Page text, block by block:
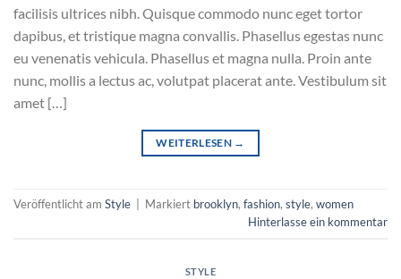
facilisis ultrices nibh. Quisque commodo nunc eget tortor
dapibus, et tristique magna convallis. Phasellus egestas nunc
eu venenatis vehicula. Phasellus et magna nulla. Proin ante
nunc, mollis a lectus ac, volutpat placerat ante. Vestibulum sit
amet […]
WEITERLESEN →
Veröffentlicht am Style Markiert brooklyn, fashion, style, women
Hinterlasse ein kommentar
STYLE